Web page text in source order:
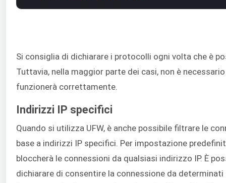
Si consiglia di dichiarare i protocolli ogni volta che è
Tuttavia, nella maggior parte dei casi, non è
funzionerà correttamente.
Indirizzi IP specifici
Quando si utilizza UFW, è anche possibile filtrare le
base a indirizzi IP specifici. Per impostazione
bloccherà le connessioni da qualsiasi indirizzo IP. È
dichiarare di consentire la connessione da determinati